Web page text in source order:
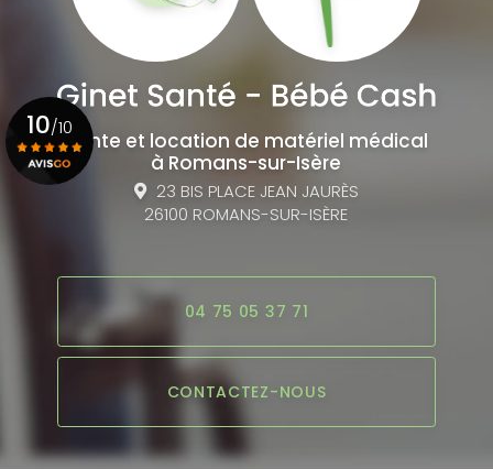
Vente et location de matériel médical
à Romans-sur-Isère
23 BIS PLACE JEAN JAURÈS
26100 ROMANS-SUR-ISÈRE
04 75 05 37 71
CONTACTEZ-NOUS
10/10